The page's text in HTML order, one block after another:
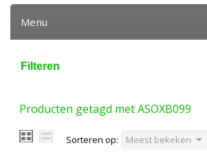
Menu
Filteren
Producten getagd met ASOXB099
Sorteren op: Meest bekeken